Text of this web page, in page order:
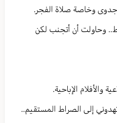
وخاصة صلاة الفجر.
وحاولت أن أتجنب لكن
إلى الصراط المستقيم..